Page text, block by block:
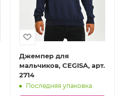
Джемпер для
мальчиков, CEGISA, арт.
2714
Последняя упаковка